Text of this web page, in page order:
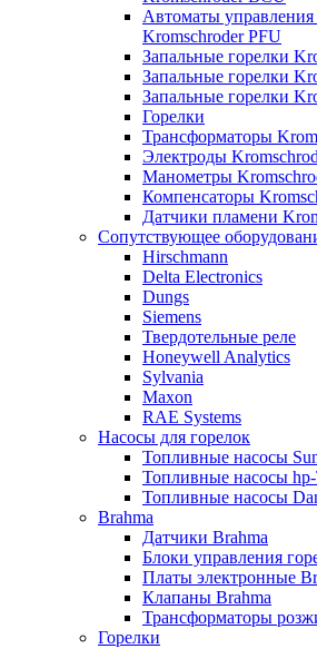
Автоматы управления
Kromschroder PFU
Запальные горелки
Запальные горелки
Запальные горелки
Горелки
Трансформаторы
Электроды
Манометры
Компенсаторы
Датчики пламени
Сопутствующее
Hirschmann
Delta Electronics
Dungs
Siemens
Твердотельные реле
Honeywell Analytics
Sylvania
Maxon
RAE Systems
Насосы для горелок
Топливные насосы
Топливные насосы
Топливные насосы
Brahma
Датчики Brahma
Блоки управления
Платы электронные
Клапаны Brahma
Трансформаторы
Горелки